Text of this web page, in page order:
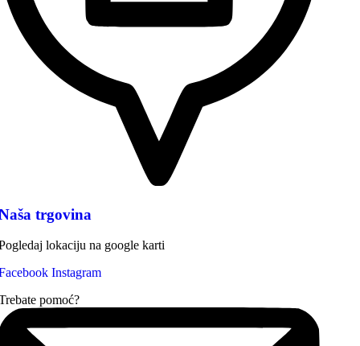
trgovina
lokaciju na google karti
Instagram
pomoć?